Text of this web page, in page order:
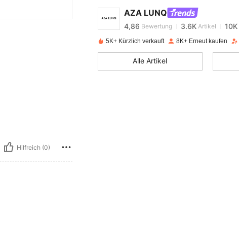
Hilfreich (0)
AZA LUNQ
4,86 Bewertung 3.6K Artikel 10K
4,86
5K+ Kürzlich verkauft 8K+ Erneut kaufen
Alle Artikel